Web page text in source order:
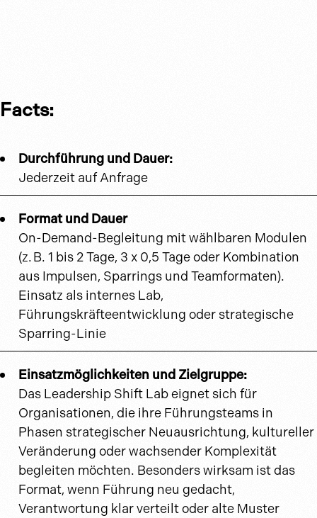
Facts:
Durchführung und Dauer:
Jederzeit auf Anfrage
Format und Dauer
On-Demand-Begleitung mit wählbaren Modulen
(z. B. 1 bis 2 Tage, 3 x 0,5 Tage oder Kombination
aus Impulsen, Sparrings und Teamformaten).
Einsatz als internes Lab,
Führungskräfteentwicklung oder strategische
Sparring-Linie
Einsatzmöglichkeiten und Zielgruppe:
Das Leadership Shift Lab eignet sich für
Organisationen, die ihre Führungsteams in
Phasen strategischer Neuausrichtung, kultureller
Veränderung oder wachsender Komplexität
begleiten möchten. Besonders wirksam ist das
Format, wenn Führung neu gedacht,
Verantwortung klar verteilt oder alte Muster